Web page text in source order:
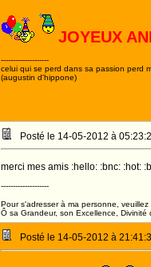
JOYEUX
--------------------
celui qui se perd dans sa passion perd
(augustin d'hippone)
Posté le 14-05-2012 à
merci mes amis :hello: :bnc: :hot:
--------------------
Pour s'adresser à ma personne,
Ô sa Grandeur, son Excellence,
Posté le 14-05-2012 à